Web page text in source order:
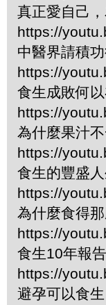
真正愛自己
https://
中醫界請積
https://
食生成敗何
https://
為什麼果汁
https://
食生的豐盛
https://
為什麼食得
https://
食生10年報
https://
避孕可以食